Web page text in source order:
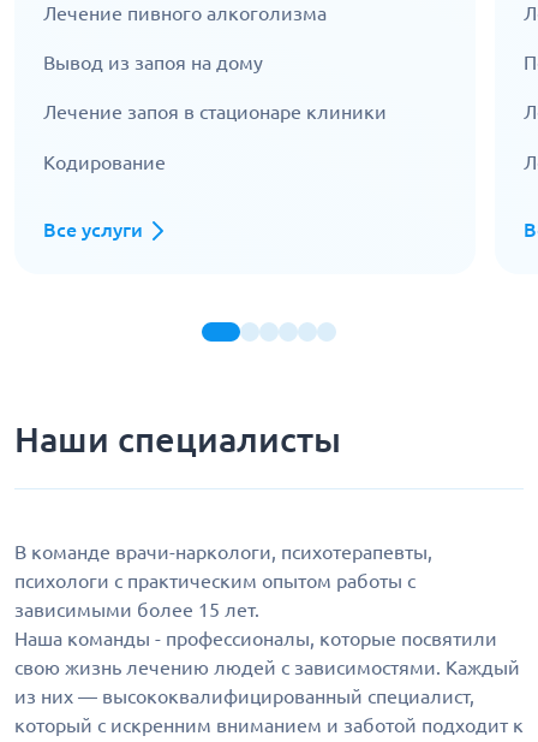
Лечение пивного алкоголизма
Вывод из запоя на дому
Лечение запоя в стационаре клиники
Кодирование
Все услуги
Наши специалисты
В команде врачи-наркологи, психотерапевты,
психологи с практическим опытом работы с
зависимыми более 15 лет.
Наша команды - профессионалы, которые посвятили
свою жизнь лечению людей с зависимостями. Каждый
из них — высококвалифицированный специалист,
который с искренним вниманием и заботой подходит к